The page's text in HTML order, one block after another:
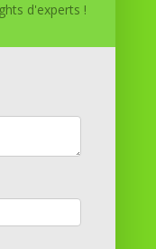
d'experts !